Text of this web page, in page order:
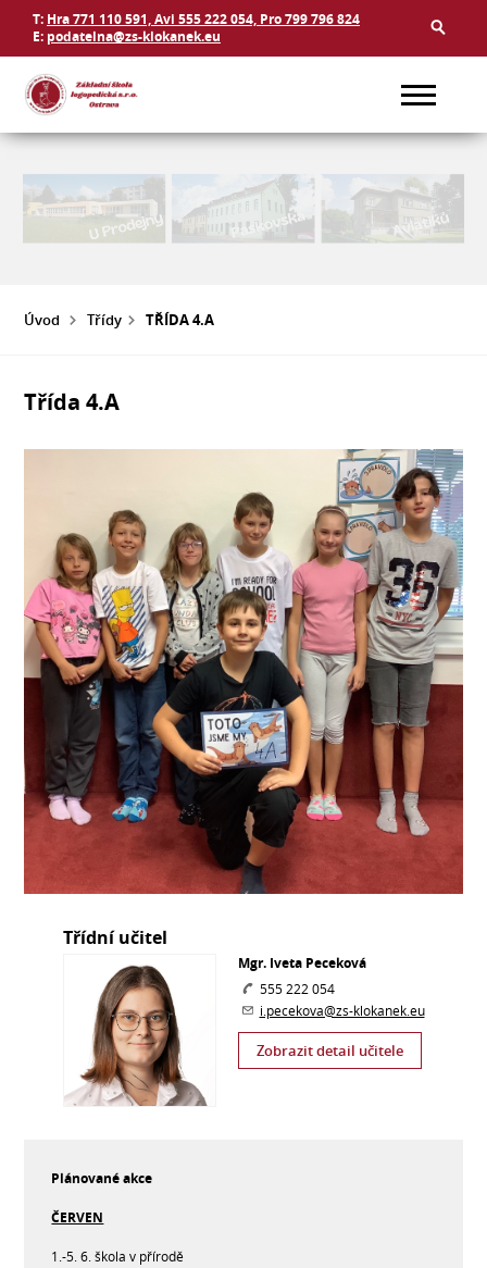
T: Hra 771 110 591, Avi 555 222 054, Pro 799 796 824
E: podatelna@zs-klokanek.eu
Úvod Třídy TŘÍDA 4.A
Třída 4.A
Třídní učitel
Mgr. Iveta Peceková
555 222 054
i.pecekova@zs-klokanek.eu
Zobrazit detail učitele
Plánované akce
ČERVEN
1.-5. 6. škola v přírodě